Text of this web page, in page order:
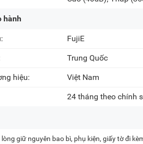
hành
FujiE
Trung Quốc
hiệu: Việt Nam
24 tháng theo chính
giữ nguyên bao bì, phụ kiện, giấy tờ đi